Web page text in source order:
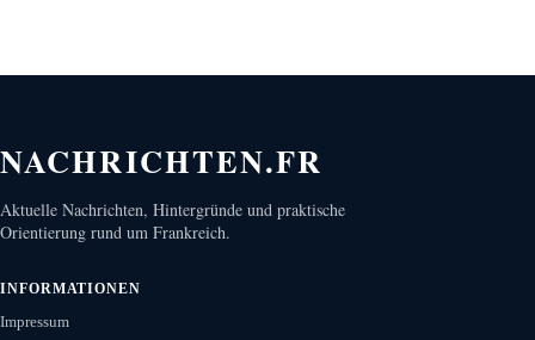
NACHRICHTEN.FR
Aktuelle Nachrichten, Hintergründe und praktische
Orientierung rund um Frankreich.
INFORMATIONEN
Impressum